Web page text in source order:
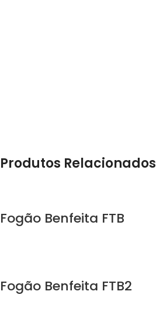
Produtos Relacionados
Fogão Benfeita FTB
Fogão Benfeita FTB2